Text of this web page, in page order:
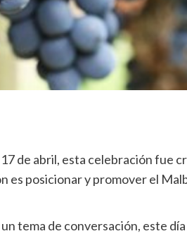
de abril, esta celebración fue
es posicionar y promover el
tema de conversación, este